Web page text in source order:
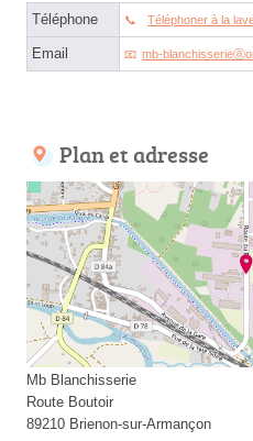
Téléphone Téléphoner à la
Email mb-
Plan et adresse
Mb Blanchisserie
Route Boutoir
89210 Brienon-sur-Armançon